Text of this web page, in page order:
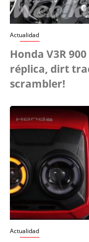
Actualidad
Honda V3R
réplica, dirt
scrambler!
Actualidad